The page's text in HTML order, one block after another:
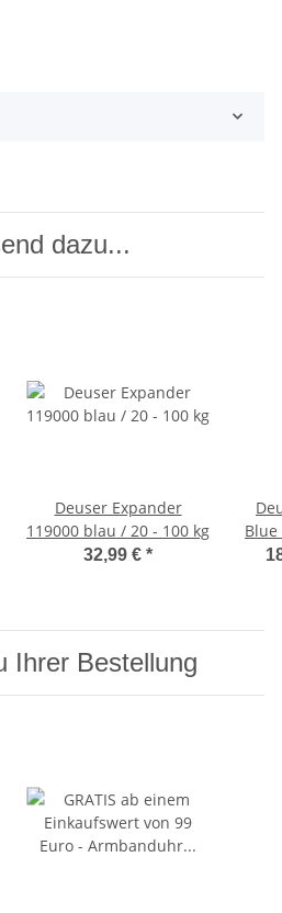
dazu...
Deuser Expander
119000 blau / 20 - 100 kg
32,99 € *
Blue
Ihrer Bestellung